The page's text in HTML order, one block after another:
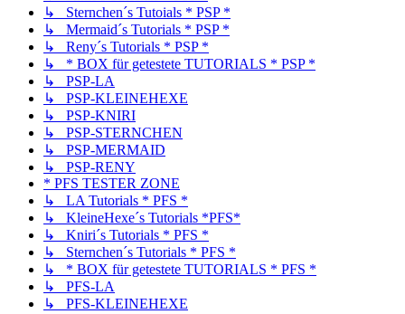
↳ Sternchen´s Tutoials * PSP *
↳ Mermaid´s Tutorials * PSP *
↳ Reny´s Tutorials * PSP *
↳ * BOX für getestete TUTORIALS * PSP *
↳ PSP-LA
↳ PSP-KLEINEHEXE
↳ PSP-KNIRI
↳ PSP-STERNCHEN
↳ PSP-MERMAID
↳ PSP-RENY
* PFS TESTER ZONE
↳ LA Tutorials * PFS *
↳ KleineHexe´s Tutorials *PFS*
↳ Kniri´s Tutorials * PFS *
↳ Sternchen´s Tutorials * PFS *
↳ * BOX für getestete TUTORIALS * PFS *
↳ PFS-LA
↳ PFS-KLEINEHEXE